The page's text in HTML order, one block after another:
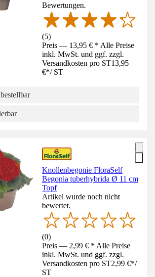
Bewertungen.
(5)
Preis — 13,95 € * Alle Preise
inkl. MwSt. und ggf. zzgl.
Versandkosten pro ST13,95
€*/ ST
Knollenbegonie FloraSelf
Begonia tuberhybrida Ø 11 cm
Topf
Artikel wurde noch nicht
bewertet.
(0)
Preis — 2,99 € * Alle Preise
inkl. MwSt. und ggf. zzgl.
Versandkosten pro ST2,99 €*/
ST